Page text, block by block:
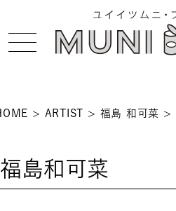
ARTIST 福島 和可菜
島和可菜